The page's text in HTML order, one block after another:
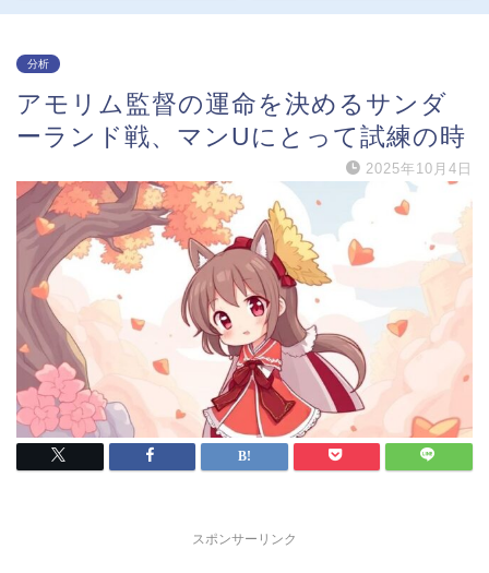
分析
アモリム監督の運命を決めるサンダ
ーランド戦、マンUにとって試練の時
2025年10月4日
スポンサーリンク